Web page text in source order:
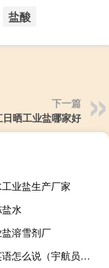
盐酸
下一篇
日晒工业盐哪家好
业盐生产厂家
水
溶雪剂厂
宇航员英语怎么说（宇航员英语）